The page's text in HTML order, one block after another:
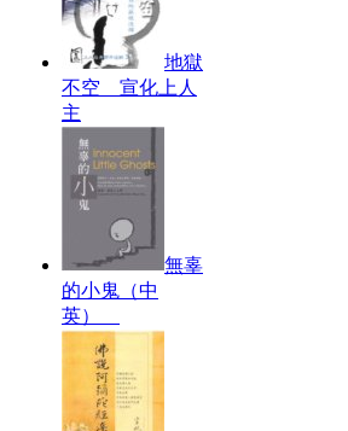
地獄
不空 宣化上人
主
無辜
的小鬼（中
英）